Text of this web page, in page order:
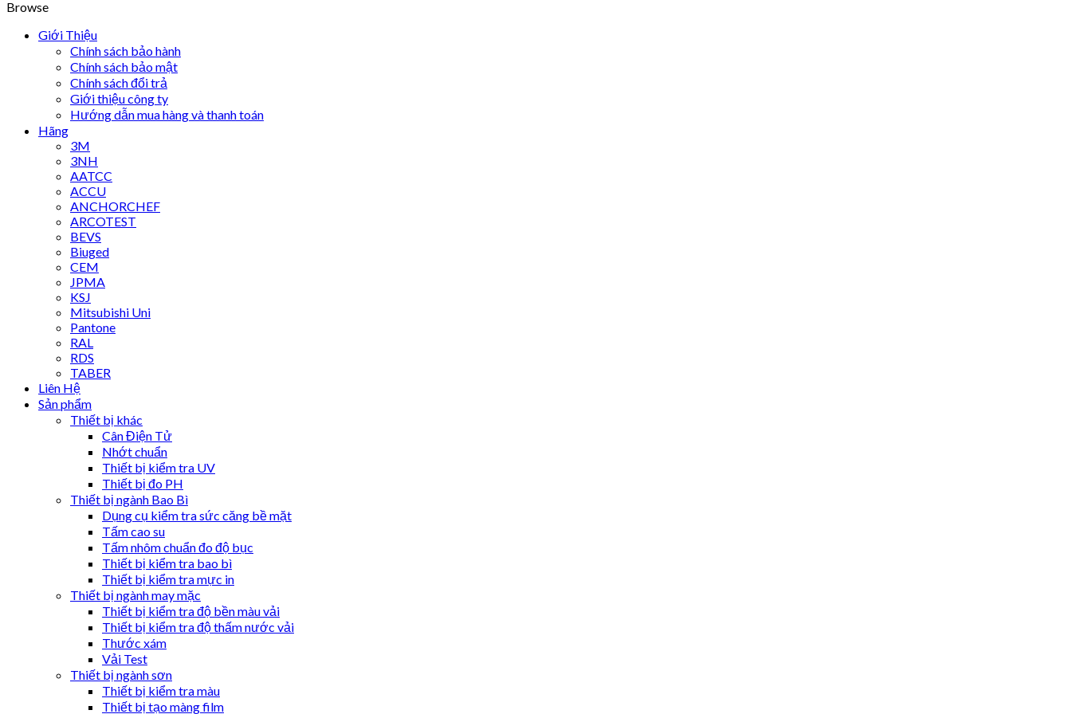
Browse
Giới Thiệu
Chính sách bảo hành
Chính sách bảo mật
Chính sách đổi trả
Giới thiệu công ty
Hướng dẫn mua hàng và thanh toán
Hãng
3M
3NH
AATCC
ACCU
ANCHORCHEF
ARCOTEST
BEVS
Biuged
CEM
JPMA
KSJ
Mitsubishi Uni
Pantone
RAL
RDS
TABER
Liên Hệ
Sản phẩm
Thiết bị khác
Cân Điện Tử
Nhớt chuẩn
Thiết bị kiểm tra UV
Thiết bị đo PH
Thiết bị ngành Bao Bì
Dụng cụ kiểm tra sức căng bề mặt
Tấm cao su
Tấm nhôm chuẩn đo độ bục
Thiết bị kiểm tra bao bì
Thiết bị kiểm tra mực in
Thiết bị ngành may mặc
Thiết bị kiểm tra độ bền màu vải
Thiết bị kiểm tra độ thấm nước vải
Thước xám
Vải Test
Thiết bị ngành sơn
Thiết bị kiểm tra màu
Thiết bị tạo màng film